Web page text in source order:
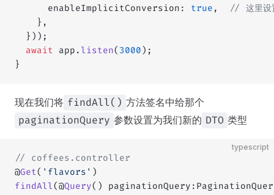
      enableImplicitConversion:
true ,
// 这里设
    },
  }));
  await
app. listen( 3000 );
}
现在我们将 findAll() 方法签名中给那个
paginationQuery 参数设置为我们新的 DTO 类型
typescript
// coffees.controller
@Get( 'flavors' )
findAll(@Query()